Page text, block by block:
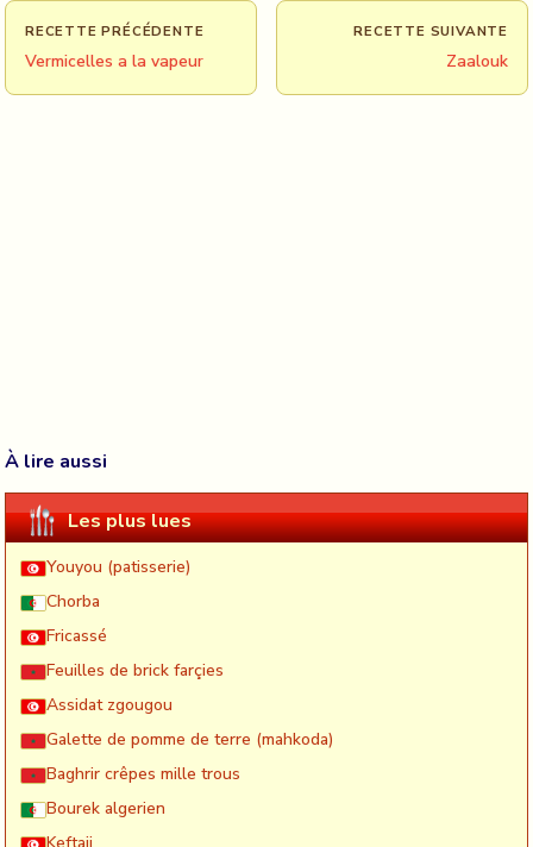
RECETTE PRÉCÉDENTE
Vermicelles a la vapeur
RECETTE SUIVANTE
Zaalouk
À lire aussi
Les plus lues
Youyou (patisserie)
Chorba
Fricassé
Feuilles de brick farçies
Assidat zgougou
Galette de pomme de terre (mahkoda)
Baghrir crêpes mille trous
Bourek algerien